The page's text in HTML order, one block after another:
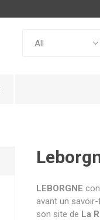
LEBORGNE
avant un
son site de La